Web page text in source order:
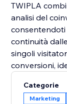
TWIPLA
analisi del
consentendoti
continuità
singoli
conversioni,
silos di dati.
Categorie
Marketing